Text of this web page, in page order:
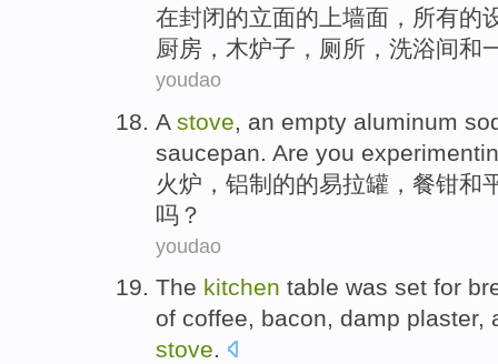
在封闭的立面的 上墙面 ， 所有的
厨房 ， 木炉子 ， 厕所 ， 洗浴间和
youdao
A stove an empty aluminum
saucepan Are you
火炉， 铝制的的易拉罐 ，餐钳和
吗？
youdao
The kitchen table was set for
of coffee, bacon, damp plaster,
stove.